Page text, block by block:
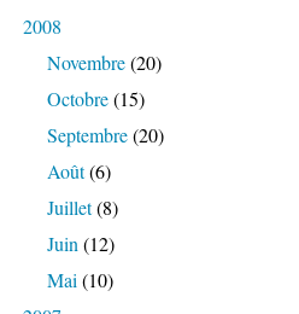
2008
Novembre(20)
Octobre(15)
Septembre(20)
Août(6)
Juillet(8)
Juin (12)
Mai (10)